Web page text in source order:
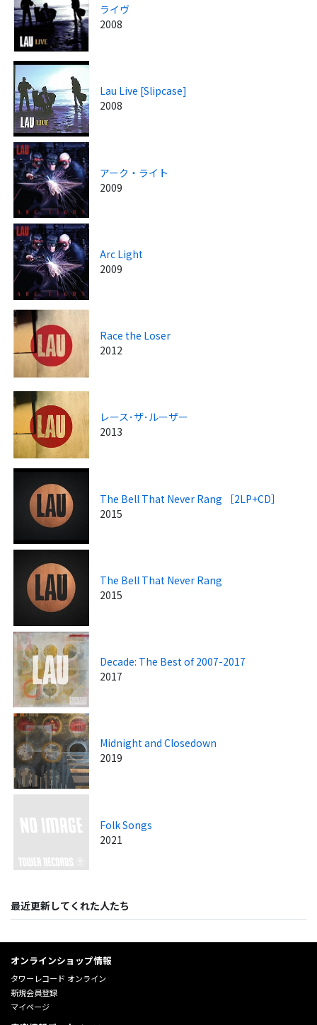
ライヴ
2008
Lau Live [Slipcase]
2008
アーク・ライト
2009
Arc Light
2009
Race the Loser
2012
レース･ザ･ルーザー
2013
The Bell That Never Rang ［2LP+CD］
2015
The Bell That Never Rang
2015
Decade: The Best of 2007-2017
2017
Midnight and Closedown
2019
Folk Songs
2021
最近更新してくれた人たち
オンラインショップ情報
タワーレコード オンライン
新規会員登録
マイページ